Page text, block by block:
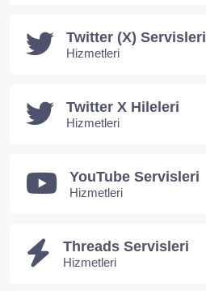
Twitter (X) Servisleri
Hizmetleri
Twitter X Hileleri
Hizmetleri
YouTube Servisleri
Hizmetleri
Threads Servisleri
Hizmetleri